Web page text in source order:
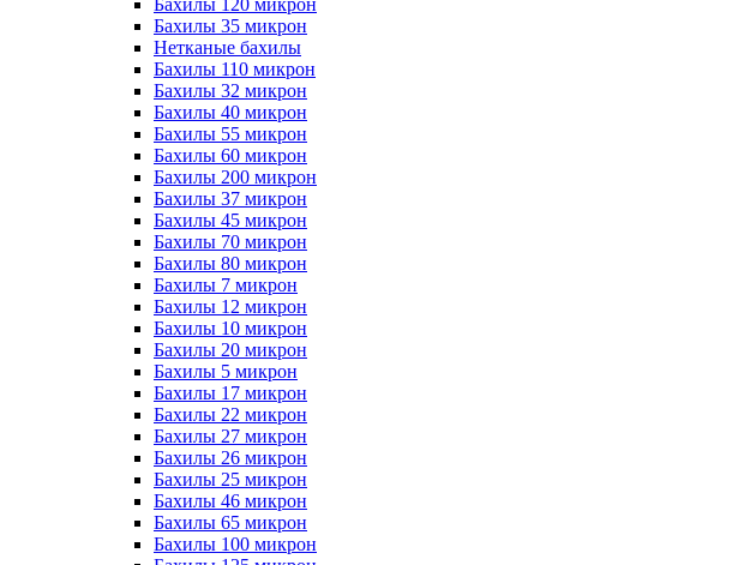
Бахилы 120 микрон
Бахилы 35 микрон
Нетканые бахилы
Бахилы 110 микрон
Бахилы 32 микрон
Бахилы 40 микрон
Бахилы 55 микрон
Бахилы 60 микрон
Бахилы 200 микрон
Бахилы 37 микрон
Бахилы 45 микрон
Бахилы 70 микрон
Бахилы 80 микрон
Бахилы 7 микрон
Бахилы 12 микрон
Бахилы 10 микрон
Бахилы 20 микрон
Бахилы 5 микрон
Бахилы 17 микрон
Бахилы 22 микрон
Бахилы 27 микрон
Бахилы 26 микрон
Бахилы 25 микрон
Бахилы 46 микрон
Бахилы 65 микрон
Бахилы 100 микрон